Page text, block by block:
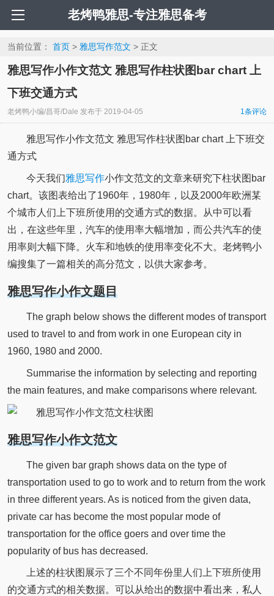
老烤鸭雅思-专注雅思备考
当前位置： 首页> 雅思写作范文 > 正文
雅思写作小作文范文 雅思写作柱状图bar chart 上
下班交通方式
老烤鸭小编/昌哥/Dale 发布于 2019-04-05 1条评论
雅思写作小作文范文 雅思写作柱状图bar chart 上下班交
通方式
今天我们雅思写作小作文范文的文章来研究下柱状图bar
chart。该图表给出了1960年，1980年，以及2000年欧洲某
个城市人们上下班所使用的交通方式的数据。从中可以看
出，在这些年里，汽车的使用率大幅增加，而公共汽车的使
用率则大幅下降。火车和地铁的使用率变化不大。老烤鸭小
编搜集了一篇相关的高分范文，以供大家参考。
雅思写作小作文题目
The graph below shows the different modes of transport
used to travel to and from work in one European city in
1960, 1980 and 2000.
Summarise the information by selecting and reporting
the main features, and make comparisons where relevant.
雅思写作小作文范文
The given bar graph shows data on the type of
transportation used to go to work and to return from the work
in three different years. As is noticed from the given data,
private car has become the most popular mode of
transportation for the office goers and over time the
popularity of bus has decreased.
上述的柱状图展示了三个不同年份里人们上下班所使用
的交通方式的相关数据。可以从给出的数据中看出来，私人